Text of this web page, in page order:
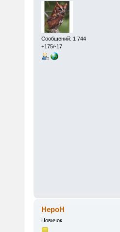
Сообщений: 1 744
+175/-17
HepoH
Новичок